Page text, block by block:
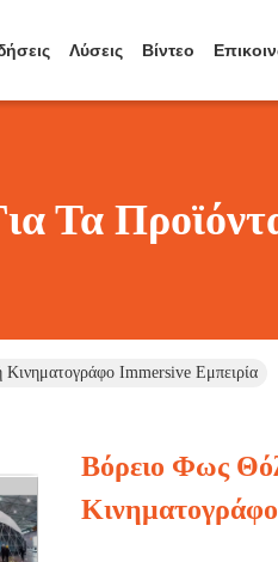
Λύσεις Βίντεο
Τα
Immersive Εμπειρία
Βόρειο Φως